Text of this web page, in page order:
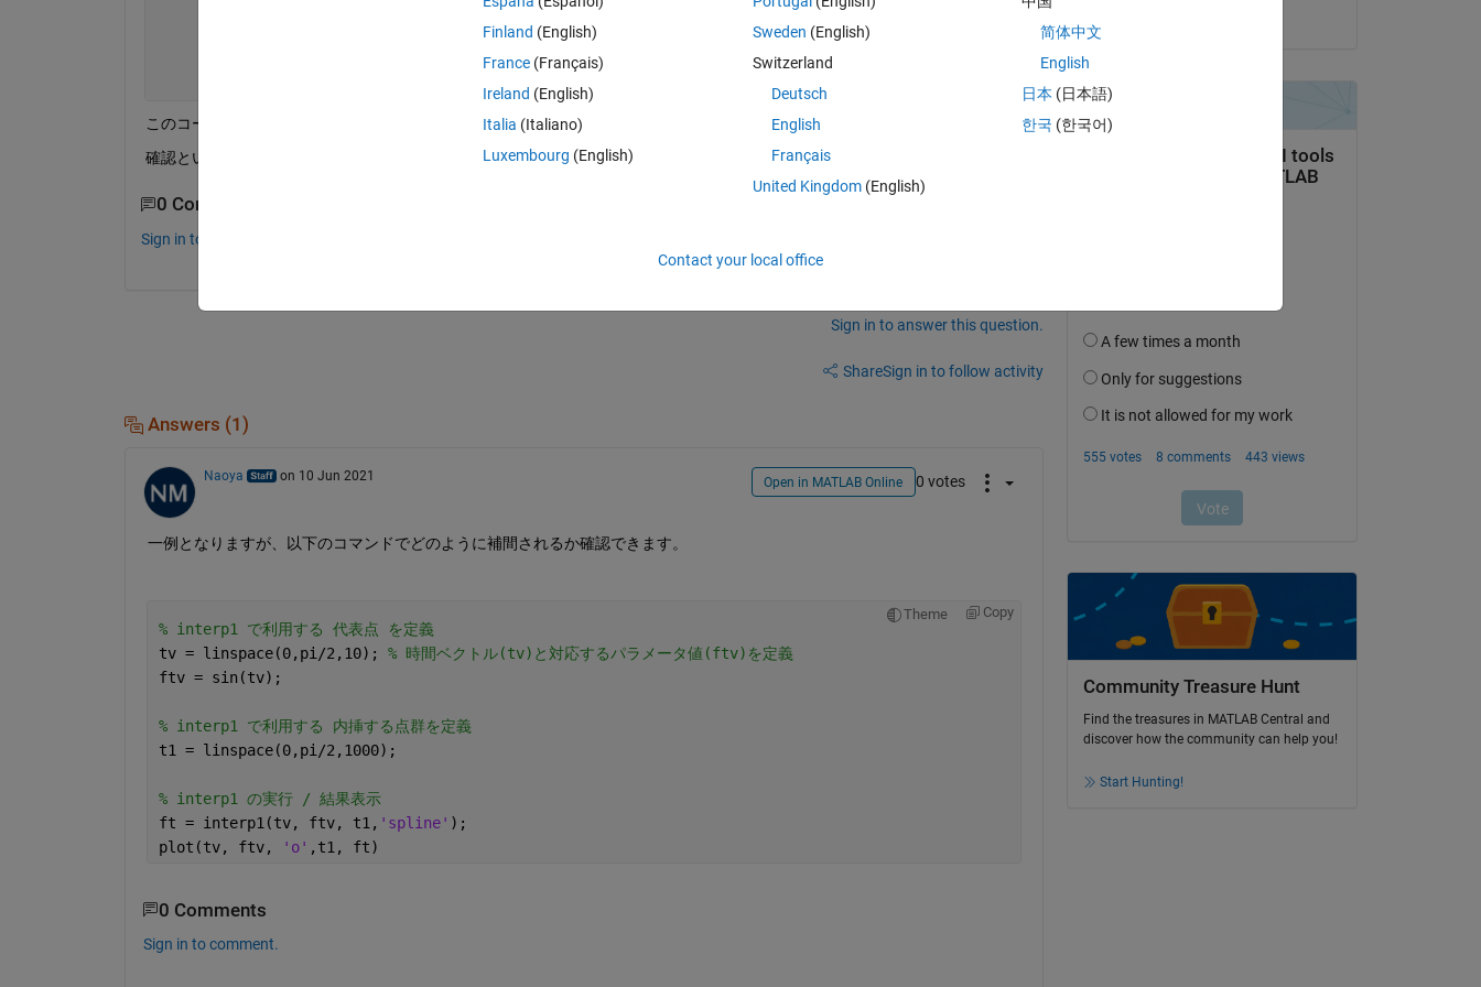
'spline'); % 時刻 t におけるパラメータの値を補間
        dydt1 = - ft *y1;
% 時刻 t における導関数の値を計算
このコードにおけるftを確認したいです。
確認というのはグラフでプロットするなど元の時変パラメータと比較したいということです。
0 Comments
Sign in to comment.
Sign in to answer this question.
ShareSign in to follow activity
Answers (1)
Naoya on 10 Jun 2021 Open in MATLAB Online 0 votes
一例となりますが、以下のコマンドでどのように補間されるか確認できます。
Theme Copy
% interp1 で利用する 代表点 を定義
tv = linspace(0,pi/2,10); % 時間ベクトル(tv)と対応するパラメータ値(ftv)を定義
ftv = sin(tv);
% interp1 で利用する 内挿する点群を定義
t1 = linspace(0,pi/2,1000);
% interp1 の実行 / 結果表示
ft = interp1(tv, ftv, t1, 'spline' );
plot(tv, ftv,
'o' ,t1, ft)
0 Comments
Sign in to comment.
Community Treasure Hunt
Find the treasures in MATLAB Central and
discover how the community can help you!
Start Hunting!
Finland (English)
France (Français)
Ireland (English)
Italia (Italiano)
Luxembourg (English)
Sweden (English)
Switzerland
Deutsch
English
Français
United Kingdom(English)
简体中文
English
日本 (日本語)
한국 (한국어)
Contact your local office